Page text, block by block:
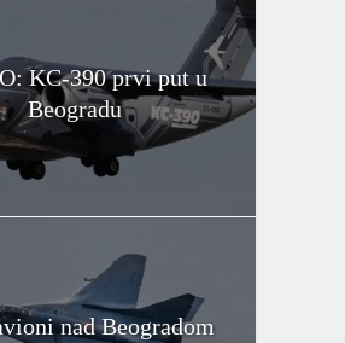
KC-390 prvi put u
Beogradu
nad Beogradom